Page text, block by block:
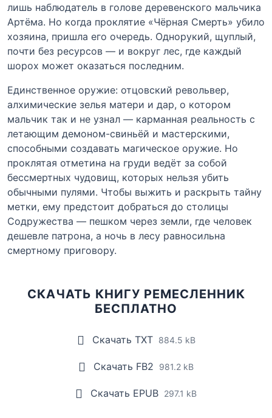
лишь наблюдатель в голове деревенского мальчика
Артёма. Но когда проклятие «Чёрная Смерть» убило
хозяина, пришла его очередь. Однорукий, щуплый,
почти без ресурсов — и вокруг лес, где каждый
шорох может оказаться последним.
Единственное оружие: отцовский револьвер,
алхимические зелья матери и дар, о котором
мальчик так и не узнал — карманная реальность с
летающим демоном-свиньёй и мастерскими,
способными создавать магическое оружие. Но
проклятая отметина на груди ведёт за собой
бессмертных чудовищ, которых нельзя убить
обычными пулями. Чтобы выжить и раскрыть тайну
метки, ему предстоит добраться до столицы
Содружества — пешком через земли, где человек
дешевле патрона, а ночь в лесу равносильна
смертному приговору.
СКАЧАТЬ КНИГУ РЕМЕСЛЕННИК
БЕСПЛАТНО
Скачать TXT 884.5 kB
Скачать FB2 981.2 kB
Скачать EPUB 297.1 kB